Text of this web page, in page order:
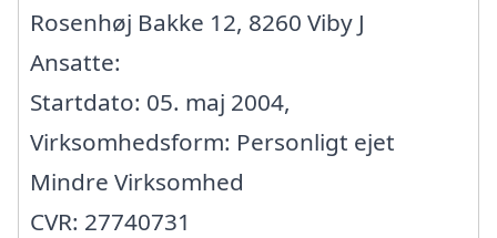
Rosenhøj Bakke 12, 8260 Viby J
Ansatte:
Startdato: 05. maj 2004,
Virksomhedsform: Personligt ejet
Mindre Virksomhed
CVR: 27740731